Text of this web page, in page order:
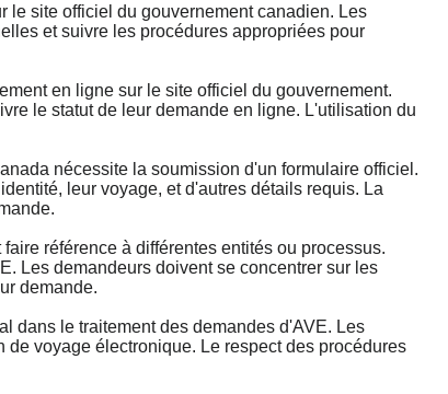
le site officiel du gouvernement canadien. Les
et suivre les procédures appropriées pour
en ligne sur le site officiel du gouvernement.
le statut de leur demande en ligne. L'utilisation du
nécessite la soumission d'un formulaire officiel.
leur voyage, et d'autres détails requis. La
référence à différentes entités ou processus.
Les demandeurs doivent se concentrer sur les
demande.
dans le traitement des demandes d'AVE. Les
voyage électronique. Le respect des procédures